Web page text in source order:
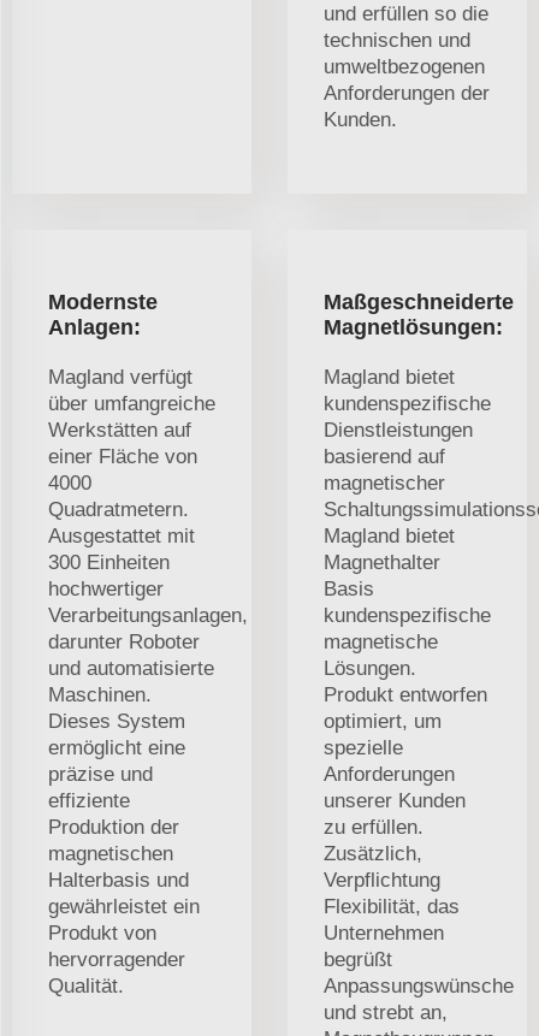
und erfüllen so die
technischen und
umweltbezogenen
Anforderungen der
Kunden.
Modernste
Anlagen:
Magland verfügt
über umfangreiche
Werkstätten auf
einer Fläche von
4000
Quadratmetern.
Ausgestattet mit
300 Einheiten
hochwertiger
Verarbeitungsanlagen,
darunter Roboter
und automatisierte
Maschinen.
Dieses System
ermöglicht eine
präzise und
effiziente
Produktion der
magnetischen
Halterbasis und
gewährleistet ein
Produkt von
hervorragender
Qualität.
Maßgeschneiderte
Magnetlösungen:
Magland bietet
kundenspezifische
Dienstleistungen
basierend auf
magnetischer
Magland bietet
Magnethalter
Basis
kundenspezifische
magnetische
Lösungen.
Produkt entworfen
optimiert, um
spezielle
Anforderungen
unserer Kunden
zu erfüllen.
Zusätzlich,
Verpflichtung
Flexibilität, das
Unternehmen
begrüßt
Anpassungswünsche
und strebt an,